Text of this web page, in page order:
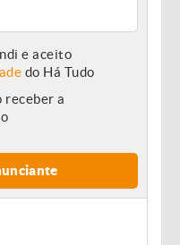
e aceito
do Há Tudo
receber a